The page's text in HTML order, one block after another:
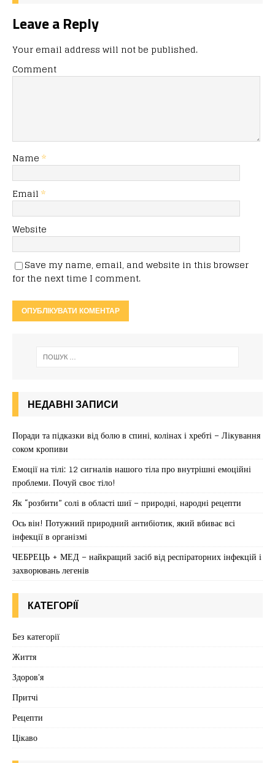
Leave a Reply
Your email address will not be published.
Comment
Name *
Email *
Website
Save my name, email, and website in this browser
for the next time I comment.
НЕДАВНІ ЗАПИСИ
Поради та підказки від болю в спині, колінах і хребті – Лікування
соком кропиви
Емоції на тілі: 12 сигналів нашого тіла про внутрішні емоційні
проблеми. Почуй своє тіло!
Як “розбити” солі в області шиї – природні, народні рецепти
Ось він! Потужний природний антибіотик, який вбиває всі
інфекції в організмі
ЧЕБРЕЦЬ + МЕД – найкращий засіб від респіраторних інфекцій і
захворювань легенів
КАТЕГОРІЇ
Без категорії
Життя
Здоров'я
Притчі
Рецепти
Цікаво